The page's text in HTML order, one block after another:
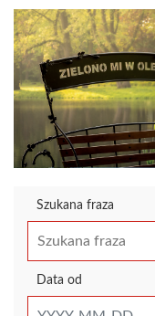
Szukana fraza
Data od